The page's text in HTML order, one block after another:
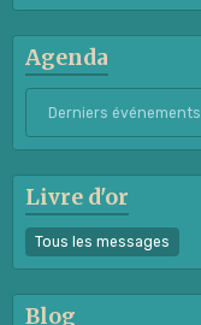
Agenda
Derniers événements
Livre d'or
Tous les messages
Blog